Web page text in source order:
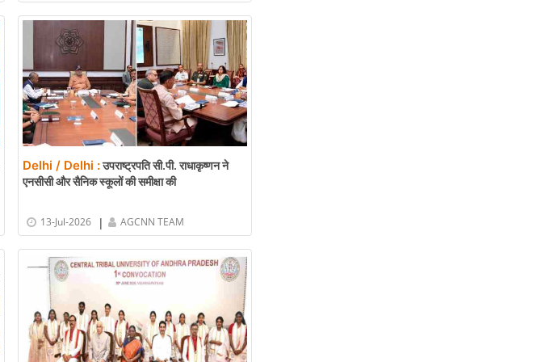
Delhi / Delhi :उपराष्ट्रपति सी.पी. राधाकृष्णन ने
एनसीसी और सैनिक स्कूलों की समीक्षा की
13-Jul-2026 | AGCNN TEAM